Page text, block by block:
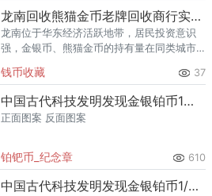
回收渠道里，能精准识别版别溢
龙南回收熊猫金币老牌回收商行实力盘点
龙南位于华东经济活跃地带，居民投资意识
强，金银币、熊猫金币的持有量在同类城市
熊猫金币的需求就明显升温，但鱼龙混杂的
回收渠道里，能精准识别版别溢
钱币收藏 37
中国古代科技发明发现金银铂币1盎司铸铜术铂币
正面图案 反面图案
铂钯币_纪念章 610
中国古代科技发明发现金银铂币1/4盎司马蹬铂币